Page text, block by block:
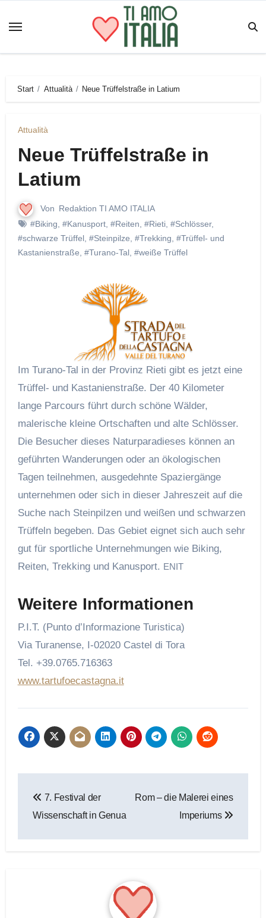
Inhalt
Start Attualità Neue Trüffelstraße in Latium
Attualità
Neue Trüffelstraße in
Latium
Von Redaktion TI AMO ITALIA
#Biking #Kanusport, #Reiten #Rieti, #Schlösser,
#schwarze Trüffel, #Steinpilze #Trekking #Trüffel- und
Kastanienstraße #Turano-Tal, #weiße Trüffel
Im Turano-Tal in der Provinz Rieti gibt es jetzt eine
Trüffel- und Kastanienstraße. Der 40 Kilometer
lange Parcours führt durch schöne Wälder,
malerische kleine Ortschaften und alte Schlösser.
Die Besucher dieses Naturparadieses können an
geführten Wanderungen oder an ökologischen
Tagen teilnehmen, ausgedehnte Spaziergänge
unternehmen oder sich in dieser Jahreszeit auf die
Suche nach Steinpilzen und weißen und schwarzen
Trüffeln begeben. Das Gebiet eignet sich auch sehr
gut für sportliche Unternehmungen wie Biking,
Reiten, Trekking und Kanusport. ENIT
Weitere Informationen
P.I.T. (Punto d’Informazione Turistica)
Via Turanense, I-02020 Castel di Tora
Tel. +39.0765.716363
www.tartufoecastagna.it
7. Festival der
Wissenschaft in Genua
Rom – die Malerei eines
Imperiums